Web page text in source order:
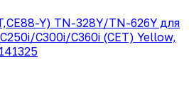
Y) TN-328Y/TN-626Y для
C300i/C360i (CET) Yellow,